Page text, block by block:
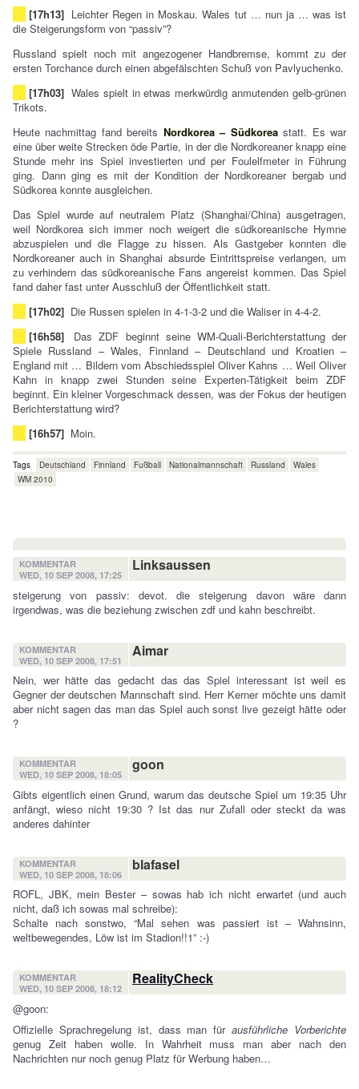
[17h13] Leichter Regen in Moskau. Wales tut … nun ja … was ist
die Steigerungsform von “passiv”?
Russland spielt noch mit angezogener Handbremse, kommt zu der
ersten Torchance durch einen abgefälschten Schuß von Pavlyuchenko.
[17h03] Wales spielt in etwas merkwürdig anmutenden gelb-grünen
Trikots.
Heute nachmittag fand bereits Nordkorea – Südkoreastatt. Es war
eine über weite Strecken öde Partie, in der die Nordkoreaner knapp eine
Stunde mehr ins Spiel investierten und per Foulelfmeter in Führung
ging. Dann ging es mit der Kondition der Nordkoreaner bergab und
Südkorea konnte ausgleichen.
Das Spiel wurde auf neutralem Platz (Shanghai/China) ausgetragen,
weil Nordkorea sich immer noch weigert die südkoreanische Hymne
abzuspielen und die Flagge zu hissen. Als Gastgeber konnten die
Nordkoreaner auch in Shanghai absurde Eintrittspreise verlangen, um
zu verhindern das südkoreanische Fans angereist kommen. Das Spiel
fand daher fast unter Ausschluß der Öffentlichkeit statt.
[17h02] Die Russen spielen in 4-1-3-2 und die Waliser in 4-4-2.
[16h58]
Das ZDF beginnt seine WM-Quali-Berichterstattung der
Spiele Russland – Wales, Finnland – Deutschland und Kroatien –
England mit … Bildern vom Abschiedsspiel Oliver Kahns … Weil Oliver
Kahn in knapp zwei Stunden seine Experten-Tätigkeit beim ZDF
beginnt. Ein kleiner Vorgeschmack dessen, was der Fokus der heutigen
Berichterstattung wird?
[16h57] Moin.
Tags Deutschland Finnland Fußball Nationalmannschaft Russland
Wales
WM 2010
KOMMENTAR
WED, 10 SEP 2008, 17:25
Linksaussen
steigerung von passiv: devot. die steigerung davon wäre dann
irgendwas, was die beziehung zwischen zdf und kahn beschreibt.
KOMMENTAR
WED, 10 SEP 2008, 17:51
Aimar
Nein, wer hätte das gedacht das das Spiel interessant ist weil es
Gegner der deutschen Mannschaft sind. Herr Kerner möchte uns damit
aber nicht sagen das man das Spiel auch sonst live gezeigt hätte oder
?
KOMMENTAR
WED, 10 SEP 2008, 18:05
goon
Gibts eigentlich einen Grund, warum das deutsche Spiel um 19:35 Uhr
anfängt, wieso nicht 19:30 ? Ist das nur Zufall oder steckt da was
anderes dahinter
KOMMENTAR
WED, 10 SEP 2008, 18:06
blafasel
ROFL, JBK, mein Bester – sowas hab ich nicht erwartet (und auch
nicht, daß ich sowas mal schreibe):
Schalte nach sonstwo, “Mal sehen was passiert ist – Wahnsinn,
weltbewegendes, Löw ist im Stadion!!1” :-)
KOMMENTAR
WED, 10 SEP 2008, 18:12
RealityCheck
@goon:
Offizielle Sprachregelung ist, dass man fürausführliche Vorberichte
genug Zeit haben wolle. In Wahrheit muss man aber nach den
Nachrichten nur noch genug Platz für Werbung haben…